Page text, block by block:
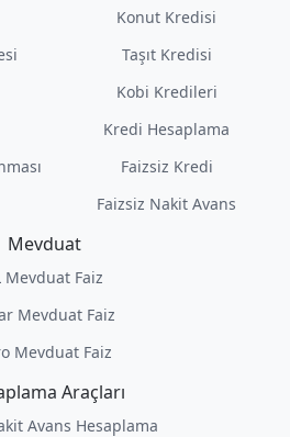
Konut Kredisi
Taşıt Kredisi
Kobi Kredileri
Kredi Hesaplama
Faizsiz Kredi
Faizsiz Nakit Avans
Mevduat
Mevduat Faiz
Mevduat Faiz
Mevduat Faiz
Araçları
Avans Hesaplama